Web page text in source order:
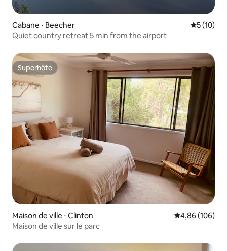
Cabane ⋅ Beecher
5 (10)
Quiet country retreat 5 min from the airport
Superhôte
Superhôte
Maison de ville ⋅ Clinton Évaluation
4,86 (106)
Maison de ville sur le parc